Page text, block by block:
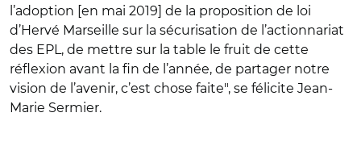
l’adoption [en mai 2019] de la proposition de loi
d’Hervé Marseille sur la sécurisation de l’actionnariat
des EPL, de mettre sur la table le fruit de cette
réflexion avant la fin de l’année, de partager notre
vision de l’avenir, c’est chose faite", se félicite Jean-
Marie Sermier.